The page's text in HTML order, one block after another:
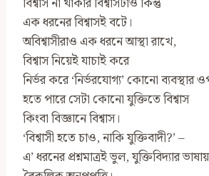
এক ধরনের বিশ্বাসই বটে।
অবিশ্বাসীরাও এক ধরনে আস্থা রাখে,
বিশ্বাস নিয়েই যাচাই করে
নির্ভর করে ‘নির্ভরযোগ্য’ কোনো ব্যবস্থার
হতে পারে সেটা কোনো যুক্তিতে বিশ্বাস
কিংবা বিজ্ঞানে বিশ্বাস।
‘বিশ্বাসী হতে চাও, নাকি যুক্তিবাদী?’ –
এ’ ধরনের প্রশ্নমাত্রই ভুল, যুক্তিবিদ্যার ভাষায়